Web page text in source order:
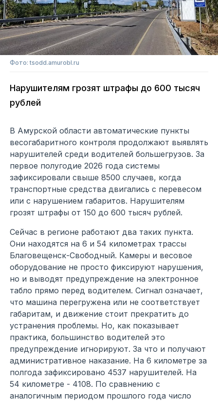
Фото: tsodd.amurobl.ru
Нарушителям грозят штрафы до 600 тысяч
рублей
В Амурской области автоматические пункты
весогабаритного контроля продолжают выявлять
нарушителей среди водителей большегрузов. За
первое полугодие 2026 года системы
зафиксировали свыше 8500 случаев, когда
транспортные средства двигались с перевесом
или с нарушением габаритов. Нарушителям
грозят штрафы от 150 до 600 тысяч рублей.
Сейчас в регионе работают два таких пункта.
Они находятся на 6 и 54 километрах трассы
Благовещенск-Свободный. Камеры и весовое
оборудование не просто фиксируют нарушения,
но и выводят предупреждение на электронное
табло прямо перед водителем. Сигнал означает,
что машина перегружена или не соответствует
габаритам, и движение стоит прекратить до
устранения проблемы. Но, как показывает
практика, большинство водителей это
предупреждение игнорируют. За что и получают
административное наказание. На 6 километре за
полгода зафиксировано 4537 нарушителей. На
54 километре - 4108. По сравнению с
аналогичным периодом прошлого года число